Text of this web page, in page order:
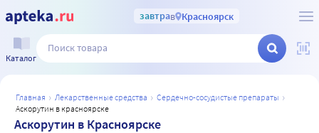
завтрав Красноярск
Каталог
главная лекарственные средства
сердечно-сосудистые препараты
аскорутин в красноярске
Аскорутин в Красноярске